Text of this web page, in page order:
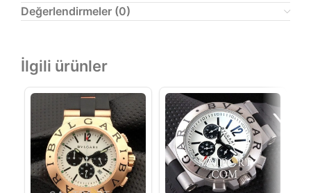
Değerlendirmeler (0)
İlgili ürünler